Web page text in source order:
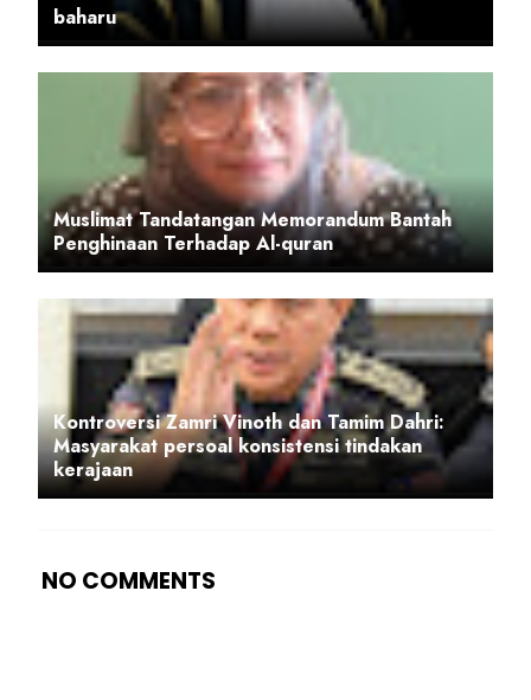
baharu
Muslimat Tandatangan Memorandum Bantah
Penghinaan Terhadap Al-quran
Kontroversi Zamri Vinoth dan Tamim Dahri:
Masyarakat persoal konsistensi tindakan
kerajaan
NO COMMENTS